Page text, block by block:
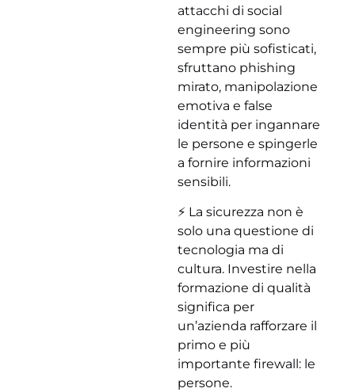
attacchi di social
engineering sono
sempre più sofisticati,
sfruttano phishing
mirato, manipolazione
emotiva e false
identità per ingannare
le persone e spingerle
a fornire informazioni
sensibili.
⚡ La sicurezza non è
solo una questione di
tecnologia ma di
cultura. Investire nella
formazione di qualità
significa per
un’azienda rafforzare il
primo e più
importante firewall: le
persone.